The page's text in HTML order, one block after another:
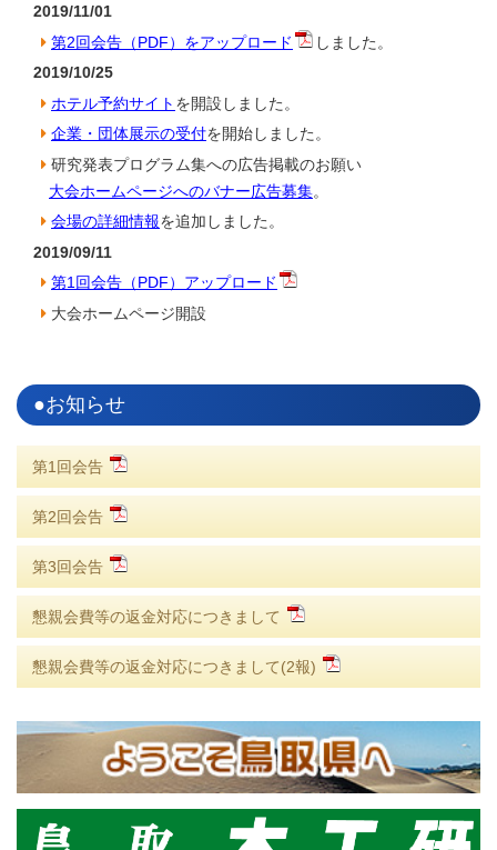
2019/11/01
第2回会告（PDF）をアップロード
しました。
2019/10/25
ホテル予約サイト を開設しました。
企業・団体展示の受付を開始しました。
研究発表プログラム集への広告掲載のお願い
大会ホームページへのバナー広告募集。
会場の詳細情報を追加しました。
2019/09/11
第1回会告（PDF）アップロード
大会ホームページ開設
●お知らせ
第1回会告
第2回会告
第3回会告
懇親会費等の返金対応につきまして
懇親会費等の返金対応につきまして(2報)